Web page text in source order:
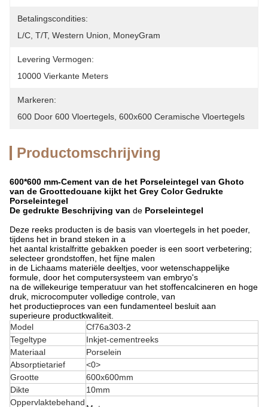
Betalingscondities:
L/C, T/T, Western Union, MoneyGram
Levering Vermogen:
10000 Vierkante Meters
Markeren:
600 Door 600 Vloertegels 600x600 Ceramische Vloertegels
Productomschrijving
600*600 mm-Cement van de het Porseleintegel van Ghoto
van de Groottedouane kijkt het Grey Color Gedrukte
Porseleintegel
De gedrukte Beschrijving van de Porseleintegel
Deze reeks producten is de basis van vloertegels in het poeder,
tijdens het in brand steken in a
het aantal kristalfritte gebakken poeder is een soort verbetering;
selecteer grondstoffen, het fijne malen
in de Lichaams materiële deeltjes, voor wetenschappelijke
formule, door het computersysteem van embryo's
na de willekeurige temperatuur van het stoffencalcineren en hoge
druk, microcomputer volledige controle, van
het productieproces van een fundamenteel besluit aan
superieure productkwaliteit.
Model
Cf76a303-2
Tegeltype
Inkjet-cementreeks
Materiaal
Porselein
Absorptietarief
<0>
Grootte
600x600mm
Dikte
10mm
Oppervlaktebehand